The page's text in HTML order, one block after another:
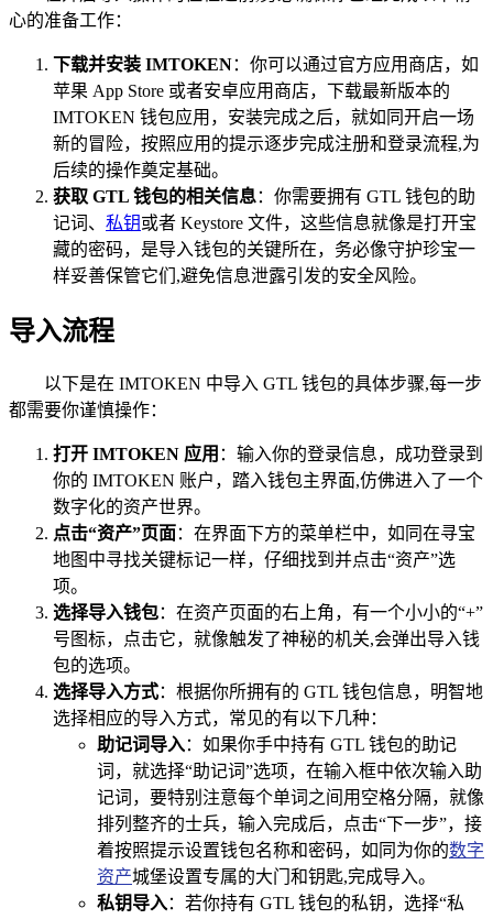
心的准备工作：
下载并安装 IMTOKEN：你可以通过官方应用商店，如
苹果 App Store 或者安卓应用商店，下载最新版本的
IMTOKEN 钱包应用，安装完成之后，就如同开启一场
新的冒险，按照应用的提示逐步完成注册和登录流程,为
后续的操作奠定基础。
获取 GTL 钱包的相关信息：你需要拥有 GTL 钱包的助
记词、 私钥或者 Keystore 文件，这些信息就像是打开宝
藏的密码，是导入钱包的关键所在，务必像守护珍宝一
样妥善保管它们,避免信息泄露引发的安全风险。
导入流程
以下是在 IMTOKEN 中导入 GTL 钱包的具体步骤,每一步
都需要你谨慎操作：
打开 IMTOKEN 应用 ：输入你的登录信息，成功登录到
你的 IMTOKEN 账户，踏入钱包主界面,仿佛进入了一个
数字化的资产世界。
点击“资产”页面：在界面下方的菜单栏中，如同在寻宝
地图中寻找关键标记一样，仔细找到并点击“资产”选
项。
选择导入钱包：在资产页面的右上角，有一个小小的“+”
号图标，点击它，就像触发了神秘的机关,会弹出导入钱
包的选项。
选择导入方式：根据你所拥有的 GTL 钱包信息，明智地
选择相应的导入方式，常见的有以下几种：
助记词导入：如果你手中持有 GTL 钱包的助记
词，就选择“助记词”选项，在输入框中依次输入助
记词，要特别注意每个单词之间用空格分隔，就像
排列整齐的士兵，输入完成后，点击“下一步”，接
着按照提示设置钱包名称和密码，如同为你的数字
资产城堡设置专属的大门和钥匙,完成导入。
私钥导入：若你持有 GTL 钱包的私钥，选择“私